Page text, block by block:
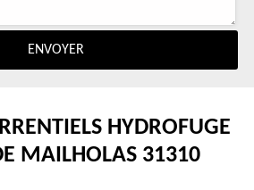
HYDROFUGE
MAILHOLAS 31310